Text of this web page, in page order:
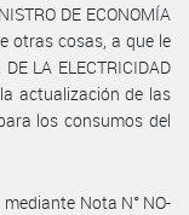
DE ECONOMÍA
otras cosas, a que le
LA ELECTRICIDAD
actualización de las
los consumos del
mediante Nota N° NO-